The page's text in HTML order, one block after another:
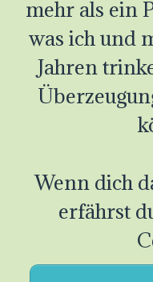
mehr als ein
was ich und
Jahren
Wenn dich
erfährst